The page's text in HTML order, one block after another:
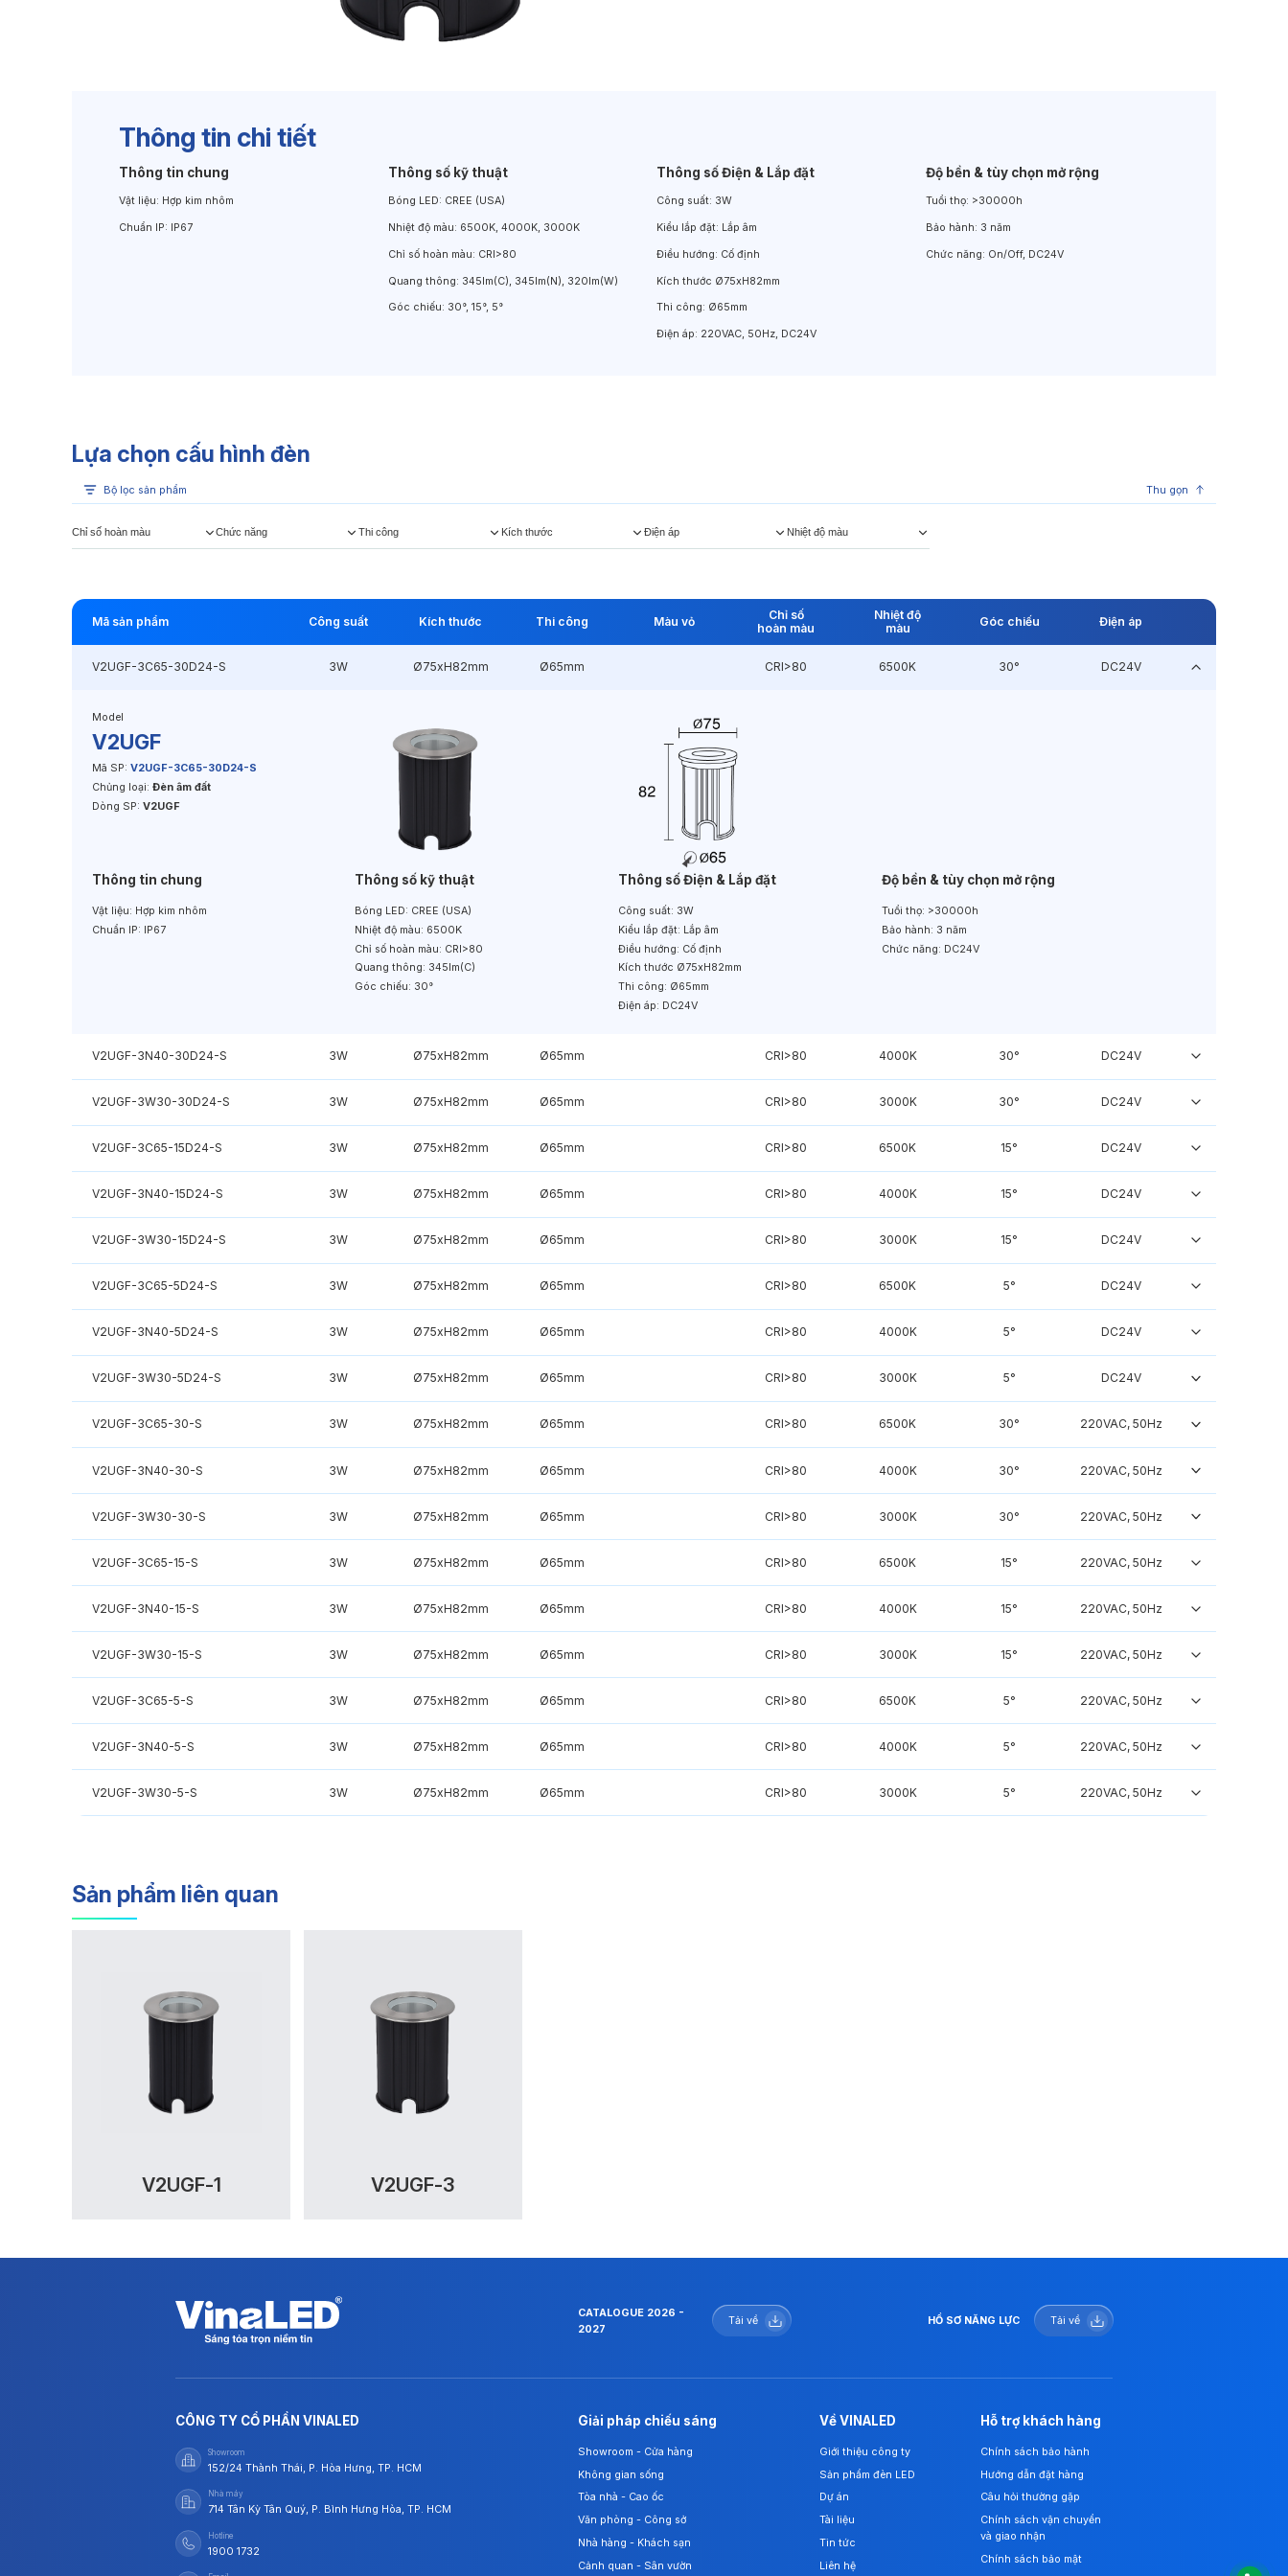
Thông tin chi tiết
Thông tin chung
Vật liệu: Hợp kim nhôm
Chuẩn IP: IP67
Thông số kỹ thuật
Bóng LED: CREE (USA)
Nhiệt độ màu: 6500K, 4000K, 3000K
Chỉ số hoàn màu: CRI>80
Quang thông: 345lm(C), 345lm(N), 320lm(W)
Góc chiếu: 30°, 15°, 5°
Thông số Điện & Lắp đặt
Công suất: 3W
Kiểu lắp đặt: Lắp âm
Điều hướng: Cố định
Kích thước Ø75xH82mm
Thi công: Ø65mm
Điện áp: 220VAC, 50Hz, DC24V
Độ bền & tùy chọn mở rộng
Tuổi thọ: >30000h
Bảo hành: 3 năm
Chức năng: On/Off, DC24V
Lựa chọn cấu hình đèn
Bộ lọc sản phẩm Thu gọn
Chỉ số hoàn màu Chức năng Thi công Kích thước Điện áp Nhiệt độ màu
Mã sản phẩm Công suất Kích thước Thi công Màu vỏ
Chỉ số
hoàn màu
Nhiệt độ
màu
Góc chiếu Điện áp
V2UGF-3C65-30D24-S 3W Ø75xH82mm Ø65mm CRI>80 6500K 30° DC24V
Model
V2UGF
Mã SP: V2UGF-3C65-30D24-S
Chủng loại: Đèn âm đất
Dòng SP: V2UGF
Thông tin chung
Vật liệu: Hợp kim nhôm
Chuẩn IP: IP67
Thông số kỹ thuật
Bóng LED: CREE (USA)
Nhiệt độ màu: 6500K
Chỉ số hoàn màu: CRI>80
Quang thông: 345lm(C)
Góc chiếu: 30°
Thông số Điện & Lắp đặt
Công suất: 3W
Kiểu lắp đặt: Lắp âm
Điều hướng: Cố định
Kích thước Ø75xH82mm
Thi công: Ø65mm
Điện áp: DC24V
Độ bền & tùy chọn mở rộng
Tuổi thọ: >30000h
Bảo hành: 3 năm
Chức năng: DC24V
V2UGF-3N40-30D24-S 3W Ø75xH82mm Ø65mm CRI>80 4000K 30° DC24V
V2UGF-3W30-30D24-S 3W Ø75xH82mm Ø65mm CRI>80 3000K 30° DC24V
V2UGF-3C65-15D24-S 3W Ø75xH82mm Ø65mm CRI>80 6500K 15° DC24V
V2UGF-3N40-15D24-S 3W Ø75xH82mm Ø65mm CRI>80 4000K 15° DC24V
V2UGF-3W30-15D24-S 3W Ø75xH82mm Ø65mm CRI>80 3000K 15° DC24V
V2UGF-3C65-5D24-S 3W Ø75xH82mm Ø65mm CRI>80 6500K 5° DC24V
V2UGF-3N40-5D24-S 3W Ø75xH82mm Ø65mm CRI>80 4000K 5° DC24V
V2UGF-3W30-5D24-S 3W Ø75xH82mm Ø65mm CRI>80 3000K 5° DC24V
V2UGF-3C65-30-S 3W Ø75xH82mm Ø65mm CRI>80 6500K 30° 220VAC, 50Hz
V2UGF-3N40-30-S 3W Ø75xH82mm Ø65mm CRI>80 4000K 30° 220VAC, 50Hz
V2UGF-3W30-30-S 3W Ø75xH82mm Ø65mm CRI>80 3000K 30° 220VAC, 50Hz
V2UGF-3C65-15-S 3W Ø75xH82mm Ø65mm CRI>80 6500K 15° 220VAC, 50Hz
V2UGF-3N40-15-S 3W Ø75xH82mm Ø65mm CRI>80 4000K 15° 220VAC, 50Hz
V2UGF-3W30-15-S 3W Ø75xH82mm Ø65mm CRI>80 3000K 15° 220VAC, 50Hz
V2UGF-3C65-5-S 3W Ø75xH82mm Ø65mm CRI>80 6500K 5° 220VAC, 50Hz
V2UGF-3N40-5-S 3W Ø75xH82mm Ø65mm CRI>80 4000K 5° 220VAC, 50Hz
V2UGF-3W30-5-S 3W Ø75xH82mm Ø65mm CRI>80 3000K 5° 220VAC, 50Hz
Sản phẩm liên quan
V2UGF-1 V2UGF-3
CATALOGUE 2026 -
2027
Tải về HỒ SƠ NĂNG LỰC Tải về
CÔNG TY CỔ PHẦN VINALED
Showroom
152/24 Thành Thái, P. Hòa Hưng, TP. HCM
Nhà máy
714 Tân Kỳ Tân Quý, P. Bình Hưng Hòa, TP. HCM
Hotline
1900 1732
Giải pháp chiếu sáng
Showroom - Cửa hàng
Không gian sống
Tòa nhà - Cao ốc
Văn phòng - Công sở
Nhà hàng - Khách sạn
Cảnh quan - Sân vườn
Về VINALED
Giới thiệu công ty
Sản phẩm đèn LED
Dự án
Tài liệu
Tin tức
Liên hệ
Hỗ trợ khách hàng
Chính sách bảo hành
Hướng dẫn đặt hàng
Câu hỏi thường gặp
Chính sách vận chuyển
và giao nhận
Chính sách bảo mật